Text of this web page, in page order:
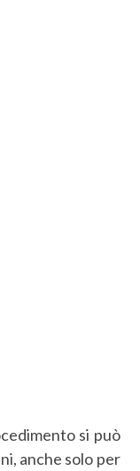
si può
anche solo per